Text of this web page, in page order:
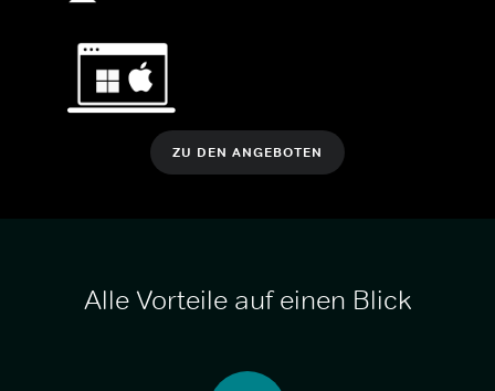
ZU DEN ANGEBOTEN
Alle Vorteile auf einen Blick